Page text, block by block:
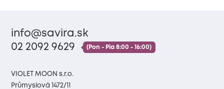
info@savira.sk
02 2092 9629
(Pon - Pia 8:00 - 16:00)
VIOLET MOON s.r.o.
Průmyslová 1472/11